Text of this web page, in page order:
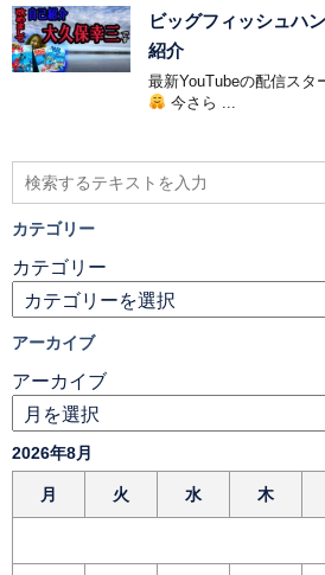
ビッグフィッシュハ
紹介
最新YouTubeの配信スタ
今さら ...
カテゴリー
カテゴリー
アーカイブ
アーカイブ
2026年8月
月 火 水 木